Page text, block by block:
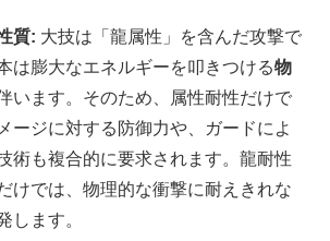
質: 大技は「龍属性」を含んだ攻撃で
は膨大なエネルギーを叩きつける物
います。そのため、属性耐性だけで
ージに対する防御力や、ガードによ
術も複合的に要求されます。龍耐性
けでは、物理的な衝撃に耐えきれな
します。